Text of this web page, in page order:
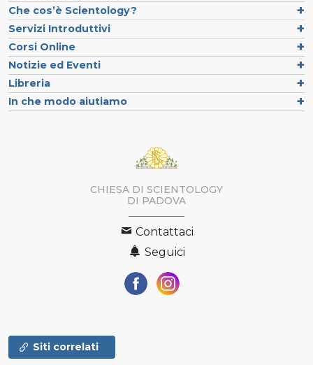
Che cos’è Scientology?
Servizi Introduttivi
Corsi Online
Notizie ed Eventi
Libreria
In che modo aiutiamo
CHIESA DI SCIENTOLOGY
DI PADOVA
Contattaci
Seguici
Siti correlati